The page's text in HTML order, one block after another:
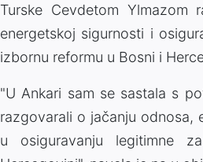
Turske Cevdetom Ylmazom
energetskoj sigurnosti i
izbornu reformu u Bosni i
"U Ankari sam se sastala s
razgovarali o jačanju odnosa,
u osiguravanju legitimne